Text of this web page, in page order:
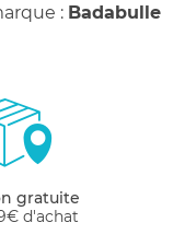
: Badabulle
gratuite
d'achat